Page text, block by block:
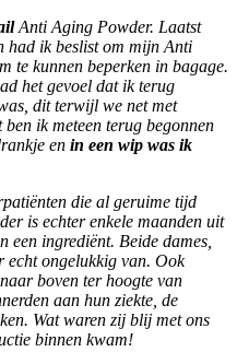
Anti Aging Powder. Laatst
had ik beslist om mijn Anti
te kunnen beperken in bagage.
het gevoel dat ik terug
dit terwijl we net met
ik meteen terug begonnen
en in een wip was ik
die al geruime tijd
is echter enkele maanden uit
een ingrediënt. Beide dames,
echt ongelukkig van. Ook
boven ter hoogte van
aan hun ziekte, de
Wat waren zij blij met ons
binnen kwam!